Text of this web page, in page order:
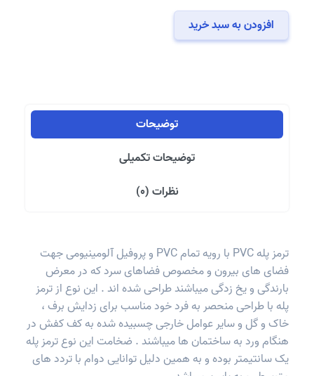
عدد
افزودن به سبد خرید
توضیحات
توضیحات تکمیلی
نظرات (0)
ترمز پله PVC با رویه تمام PVC و پروفیل آلومینیومی جهت
فضای های بیرون و مخصوص فضاهای سرد که در معرض
بارندگی و یخ زدگی میباشند طراحی شده اند . این نوع از ترمز
پله با طراحی منحصر به فرد خود مناسب برای زدایش برف ،
خاک و گل و سایر عوامل خارجی چسبیده شده به کف کفش در
هنگام ورد به ساختمان ها میباشند . ضخامت این نوع ترمز پله
یک سانتیمتر بوده و به همین دلیل توانایی دوام با تردد های